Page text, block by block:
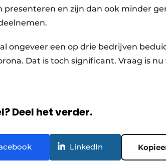
en zijn dan ook minder
ongeveer een op drie bedrijven
Dat is toch significant. Vraag is
Deel het verder.
LinkedIn